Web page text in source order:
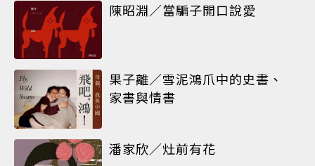
陳昭淵／當騙子開口說愛
果子離／雪泥鴻爪中的史書、
家書與情書
潘家欣／灶前有花